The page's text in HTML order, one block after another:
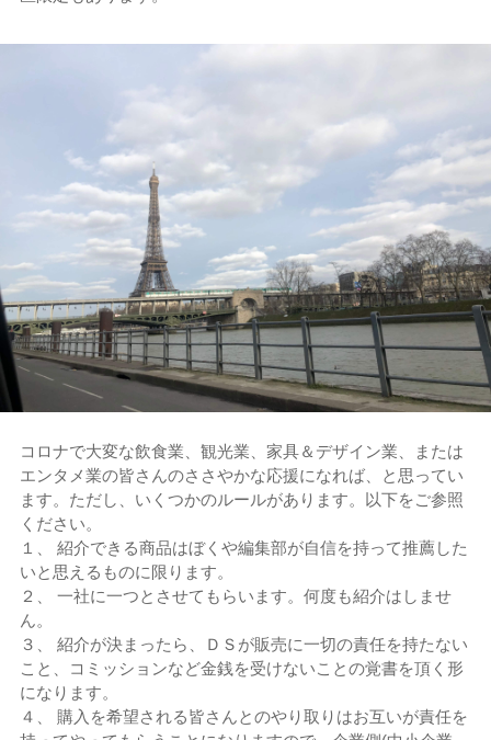
コロナで大変な飲食業、観光業、家具＆デザイン業、または
エンタメ業の皆さんのささやかな応援になれば、と思ってい
ます。ただし、いくつかのルールがあります。以下をご参照
ください。
１、 紹介できる商品はぼくや編集部が自信を持って推薦した
いと思えるものに限ります。
２、 一社に一つとさせてもらいます。何度も紹介はしませ
ん。
３、 紹介が決まったら、ＤＳが販売に一切の責任を持たない
こと、コミッションなど金銭を受けないことの覚書を頂く形
になります。
４、 購入を希望される皆さんとのやり取りはお互いが責任を